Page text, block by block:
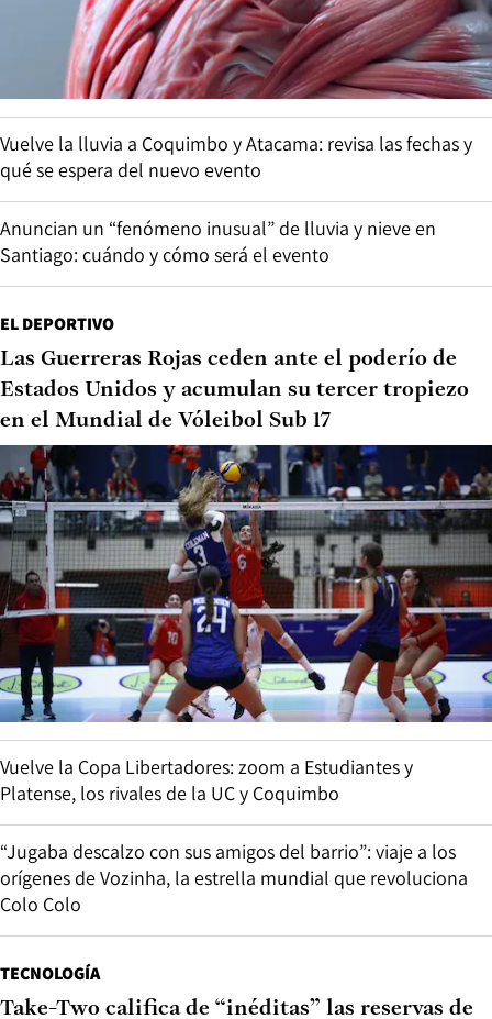
Vuelve la lluvia a Coquimbo y Atacama: revisa las fechas y
qué se espera del nuevo evento
Anuncian un “fenómeno inusual” de lluvia y nieve en
Santiago: cuándo y cómo será el evento
EL DEPORTIVO
Las Guerreras Rojas ceden ante el poderío de
Estados Unidos y acumulan su tercer tropiezo
en el Mundial de Vóleibol Sub 17
Vuelve la Copa Libertadores: zoom a Estudiantes y
Platense, los rivales de la UC y Coquimbo
“Jugaba descalzo con sus amigos del barrio”: viaje a los
orígenes de Vozinha, la estrella mundial que revoluciona
Colo Colo
TECNOLOGÍA
Take-Two califica de “inéditas” las reservas de